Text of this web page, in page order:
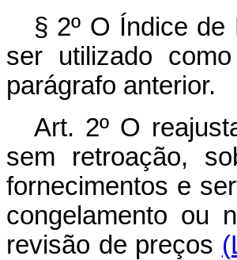
§ 2º O Índice
ser utilizado
parágrafo anterior.
Art. 2º O
sem retroação,
fornecimentos e
congelamento ou
revisão de preços